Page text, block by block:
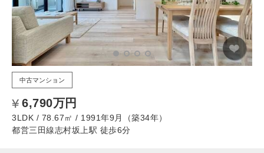
中古マンション
6,790万円
3LDK / 78.67㎡ / 1991年9月（築34年）
都営三田線志村坂上駅 徒歩6分